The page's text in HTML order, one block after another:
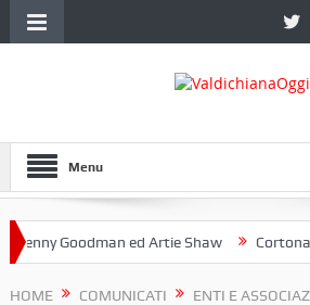
Menu
Goodman ed Artie Shaw Cortona e
HOME COMUNICATI ENTI E